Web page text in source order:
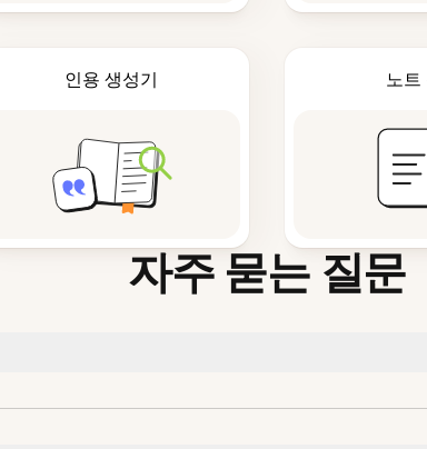
인용 생성기 노트
자주 묻는 질문